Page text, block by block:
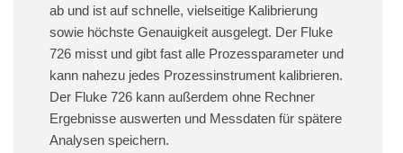
ab und ist auf schnelle, vielseitige Kalibrierung
sowie höchste Genauigkeit ausgelegt. Der Fluke
726 misst und gibt fast alle Prozessparameter und
kann nahezu jedes Prozessinstrument kalibrieren.
Der Fluke 726 kann außerdem ohne Rechner
Ergebnisse auswerten und Messdaten für spätere
Analysen speichern.